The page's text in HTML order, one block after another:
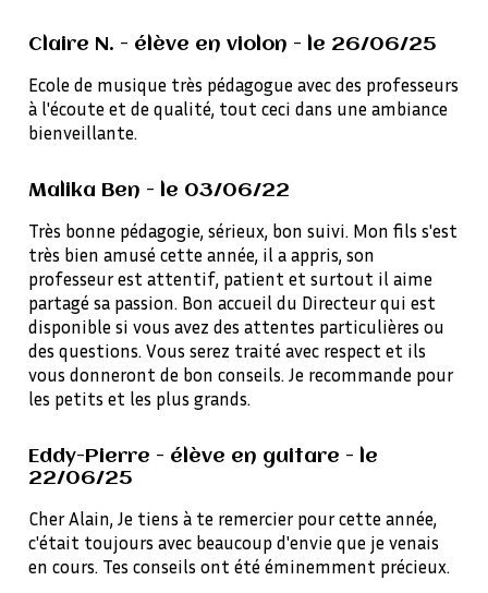
Claire N. - élève en violon - le 26/06/25
Ecole de musique très pédagogue avec des professeurs
à l'écoute et de qualité, tout ceci dans une ambiance
bienveillante.
Malika Ben - le 03/06/22
Très bonne pédagogie, sérieux, bon suivi. Mon fils s'est
très bien amusé cette année, il a appris, son
professeur est attentif, patient et surtout il aime
partagé sa passion. Bon accueil du Directeur qui est
disponible si vous avez des attentes particulières ou
des questions. Vous serez traité avec respect et ils
vous donneront de bon conseils. Je recommande pour
les petits et les plus grands.
Eddy-Pierre - élève en guitare - le
22/06/25
Cher Alain, Je tiens à te remercier pour cette année,
c'était toujours avec beaucoup d'envie que je venais
en cours. Tes conseils ont été éminemment précieux.